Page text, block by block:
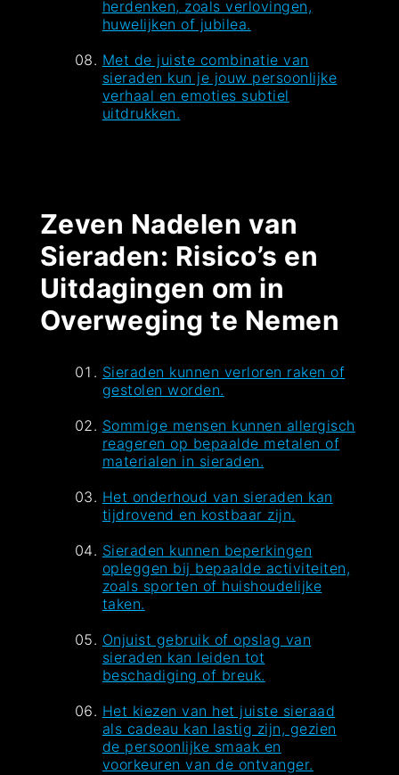
herdenken, zoals verlovingen,
huwelijken of jubilea.
Met de juiste combinatie van
sieraden kun je jouw persoonlijke
verhaal en emoties subtiel
uitdrukken.
Zeven Nadelen van
Sieraden: Risico’s en
Uitdagingen om in
Overweging te Nemen
Sieraden kunnen verloren raken of
gestolen worden.
Sommige mensen kunnen allergisch
reageren op bepaalde metalen of
materialen in sieraden.
Het onderhoud van sieraden kan
tijdrovend en kostbaar zijn.
Sieraden kunnen beperkingen
opleggen bij bepaalde activiteiten,
zoals sporten of huishoudelijke
taken.
Onjuist gebruik of opslag van
sieraden kan leiden tot
beschadiging of breuk.
Het kiezen van het juiste sieraad
als cadeau kan lastig zijn, gezien
de persoonlijke smaak en
voorkeuren van de ontvanger.